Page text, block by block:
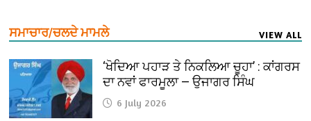
ਸਮਾਚਾਰ/ਚਲਦੇ ਮਾਮਲੇ VIEW ALL
‘ਖੋਦਿਆ ਪਹਾੜ ਤੇ ਨਿਕਲਿਆ ਚੂਹਾ’ : ਕਾਂਗਰਸ
ਦਾ ਨਵਾਂ ਫਾਰਮੂਲਾ — ਉਜਾਗਰ ਸਿੰਘ
6 July 2026